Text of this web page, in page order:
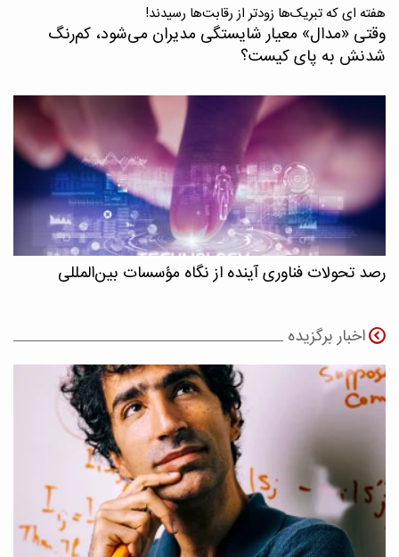
هفته ای که تبریک‌ها زودتر از رقابت‌ها رسیدند!
وقتی «مدال‌» معیار شایستگی مدیران می‌شود، کم‌رنگ
شدنش به پای کیست؟
رصد تحولات فناوری آینده از نگاه مؤسسات بین‌المللی
اخبار برگزیده